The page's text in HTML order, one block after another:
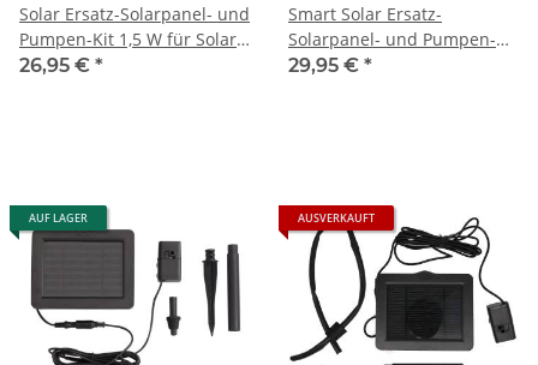
Solar Ersatz-Solarpanel- und
Pumpen-Kit 1,5 W für Solar-
Wasserspiele
26,95 € *
Smart Solar Ersatz-
Solarpanel- und Pumpen-Kit
1,8 W für Solar-Wasserspiele
29,95 € *
AUF LAGER AUSVERKAUFT